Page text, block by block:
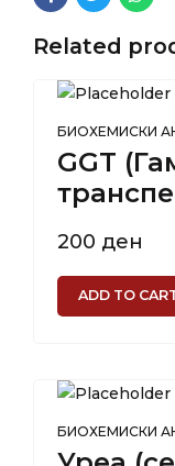
Related
БИОХЕМИСКИ
GGT
200 ден
ADD TO
БИОХЕМИСКИ